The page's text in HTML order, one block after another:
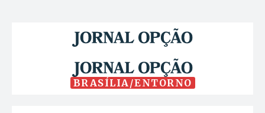
BRASÍLIA/ENTORNO